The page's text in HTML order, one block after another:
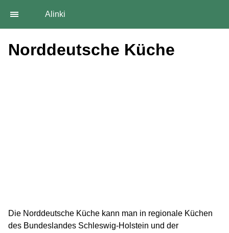
Alinki
Norddeutsche Küche
Die Norddeutsche Küche kann man in regionale Küchen
des Bundeslandes Schleswig-Holstein und der